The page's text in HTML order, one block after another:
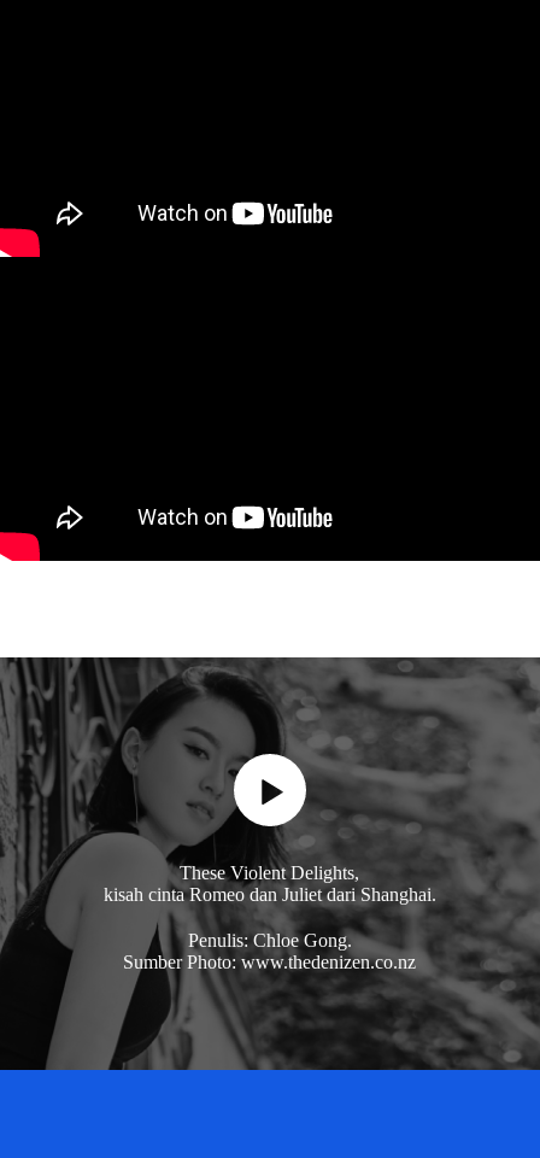
These Violent Delights,
kisah cinta Romeo dan Juliet dari Shanghai.
Penulis: Chloe Gong.
Sumber Photo: www.thedenizen.co.nz